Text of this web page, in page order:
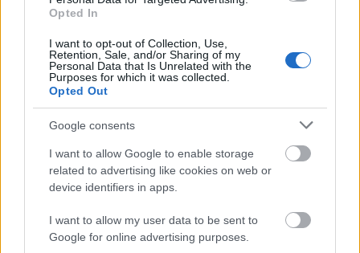
Opted In
I want to opt-out of Collection, Use,
Retention, Sale, and/or Sharing of my
Personal Data that Is Unrelated with the
Purposes for which it was collected.
Opted Out
Google consents
I want to allow Google to enable storage
related to advertising like cookies on web or
device identifiers in apps.
I want to allow my user data to be sent to
Google for online advertising purposes.
AJÁNLÓ
Iparági hírek